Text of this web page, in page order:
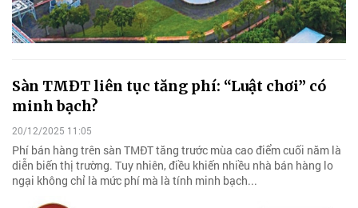
Sàn TMĐT liên tục tăng phí: “Luật chơi” có
minh bạch?
20/12/2025 11:05
Phí bán hàng trên sàn TMĐT tăng trước mùa cao điểm cuối năm là
diễn biến thị trường. Tuy nhiên, điều khiến nhiều nhà bán hàng lo
ngại không chỉ là mức phí mà là tính minh bạch...